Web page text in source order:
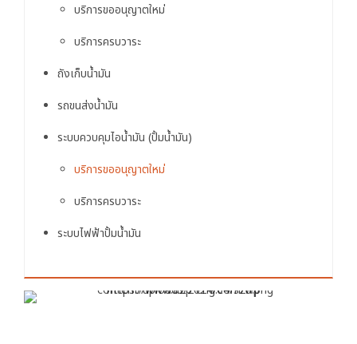
บริการขออนุญาตใหม่
บริการครบวาระ
ถังเก็บน้ำมัน
รถขนส่งน้ำมัน
ระบบควบคุมไอน้ำมัน (ปั้มน้ำมัน)
บริการขออนุญาตใหม่
บริการครบวาระ
ระบบไฟฟ้าปั้มน้ำมัน